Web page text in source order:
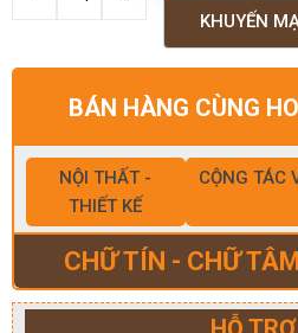
KHUYẾN
BÁN HÀNG CÙNG
NỘI THẤT -
THIẾT KẾ
CỘNG TÁC
CHỮ TÍN - CHỮ